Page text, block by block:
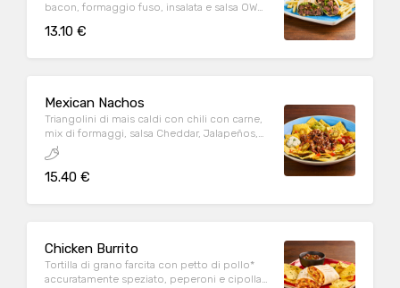
bacon, formaggio fuso, insalata e salsa OWW,
13.10 €
Mexican Nachos
Triangolini di mais caldi con chili con carne,
mix di formaggi, salsa Cheddar, Jalapeños,
pomodoro e prezzemolo fresco, serviti con
mix di salse (Guacamole, Messicana e sauce
Cream)
15.40 €
Chicken Burrito
Tortilla di grano farcita con petto di pollo*
accuratamente speziato, peperoni e cipolla